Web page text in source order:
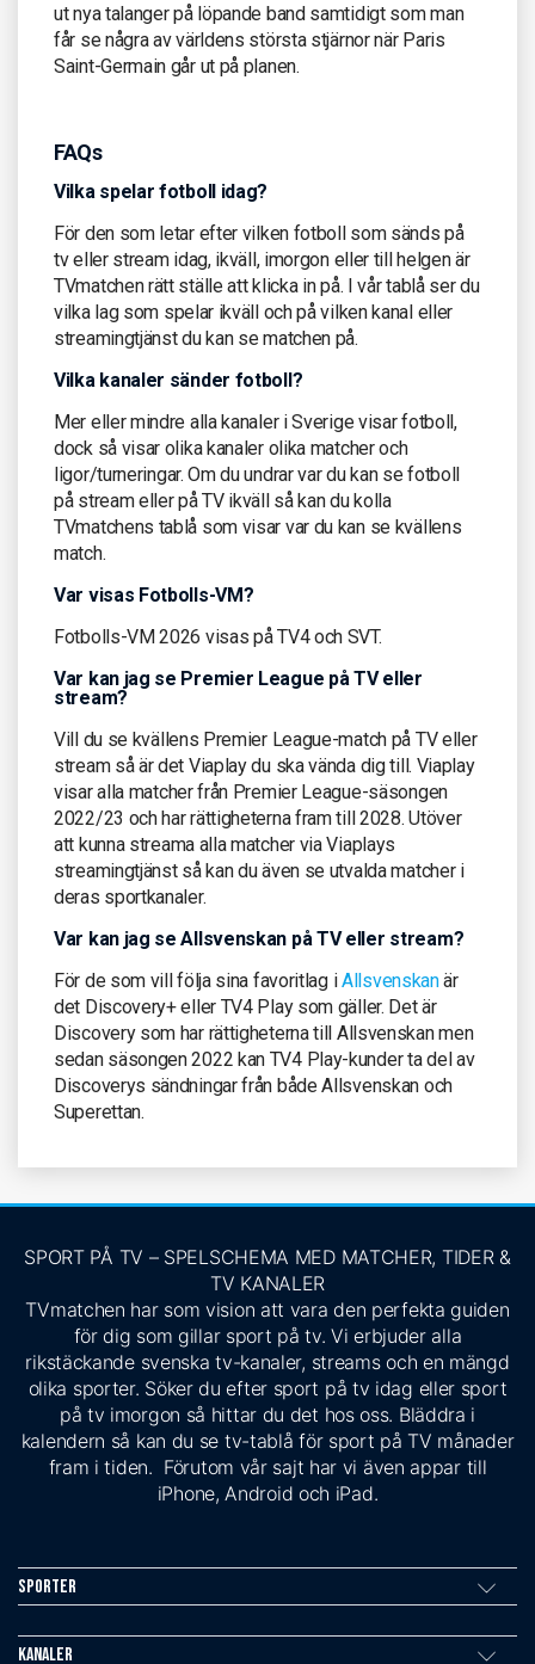
ut nya talanger på löpande band samtidigt som man
får se några av världens största stjärnor när Paris
Saint-Germain går ut på planen.
FAQs
Vilka spelar fotboll idag?
För den som letar efter vilken fotboll som sänds på
tv eller stream idag, ikväll, imorgon eller till helgen är
TVmatchen rätt ställe att klicka in på. I vår tablå ser du
vilka lag som spelar ikväll och på vilken kanal eller
streamingtjänst du kan se matchen på.
Vilka kanaler sänder fotboll?
Mer eller mindre alla kanaler i Sverige visar fotboll,
dock så visar olika kanaler olika matcher och
ligor/turneringar. Om du undrar var du kan se fotboll
på stream eller på TV ikväll så kan du kolla
TVmatchens tablå som visar var du kan se kvällens
match.
Var visas Fotbolls-VM?
Fotbolls-VM 2026 visas på TV4 och SVT.
Var kan jag se Premier League på TV eller
stream?
Vill du se kvällens Premier League-match på TV eller
stream så är det Viaplay du ska vända dig till. Viaplay
visar alla matcher från Premier League-säsongen
2022/23 och har rättigheterna fram till 2028. Utöver
att kunna streama alla matcher via Viaplays
streamingtjänst så kan du även se utvalda matcher i
deras sportkanaler.
Var kan jag se Allsvenskan på TV eller stream?
För de som vill följa sina favoritlag iAllsvenskanär
det Discovery+ eller TV4 Play som gäller. Det är
Discovery som har rättigheterna till Allsvenskan men
sedan säsongen 2022 kan TV4 Play-kunder ta del av
Discoverys sändningar från både Allsvenskan och
Superettan.
SPORT PÅ TV – SPELSCHEMA MED MATCHER, TIDER &
TV KANALER
TVmatchen har som vision att vara den perfekta guiden
för dig som gillar sport på tv. Vi erbjuder alla
rikstäckande svenska tv-kanaler, streams och en mängd
olika sporter. Söker du efter sport på tv idag eller sport
på tv imorgon så hittar du det hos oss. Bläddra i
kalendern så kan du se tv-tablå för sport på TV månader
fram i tiden. Förutom vår sajt har vi även appar till
iPhone, Android och iPad.
Sporter
Kanaler